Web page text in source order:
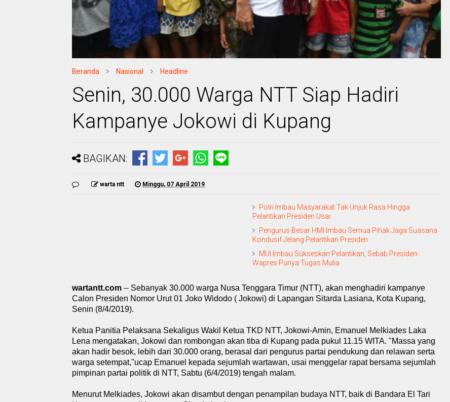
Beranda Nasional Headline
Senin, 30.000 Warga NTT Siap Hadiri
Kampanye Jokowi di Kupang
BAGIKAN:
warta ntt Minggu, 07 April 2019
Polri Imbau Masyarakat Tak Unjuk Rasa Hingga
Pelantikan Presiden Usai
Pengurus Besar HMI Imbau Semua Pihak Jaga Suasana
Kondusif Jelang Pelantikan Presiden
MUI Imbau Sukseskan Pelantikan, Sebab Presiden-
Wapres Punya Tugas Mulia
wartantt.com -- Sebanyak 30.000 warga Nusa Tenggara Timur (NTT), akan menghadiri kampanye
Calon Presiden Nomor Urut 01 Joko Widodo ( Jokowi) di Lapangan Sitarda Lasiana, Kota Kupang,
Senin (8/4/2019).
Ketua Panitia Pelaksana Sekaligus Wakil Ketua TKD NTT, Jokowi-Amin, Emanuel Melkiades Laka
Lena mengatakan, Jokowi dan rombongan akan tiba di Kupang pada pukul 11.15 WITA. "Massa yang
akan hadir besok, lebih dari 30.000 orang, berasal dari pengurus partai pendukung dan relawan serta
warga setempat,"ucap Emanuel kepada sejumlah wartawan, usai menggelar rapat bersama sejumlah
pimpinan partai politik di NTT, Sabtu (6/4/2019) tengah malam.
Menurut Melkiades, Jokowi akan disambut dengan penampilan budaya NTT, baik di Bandara El Tari